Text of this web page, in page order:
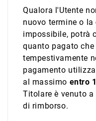
Qualora l'Utente
nuovo termine o
impossibile, potrà
quanto pagato
tempestivamente
pagamento
al massimo entro
Titolare è venuto
di rimborso.